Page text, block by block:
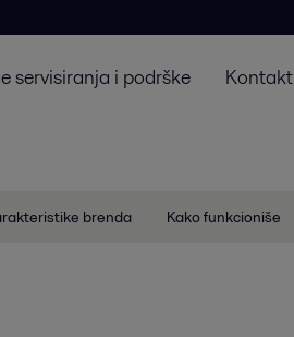
servisiranja i podrške Kontakt
brenda Kako funkcioniše